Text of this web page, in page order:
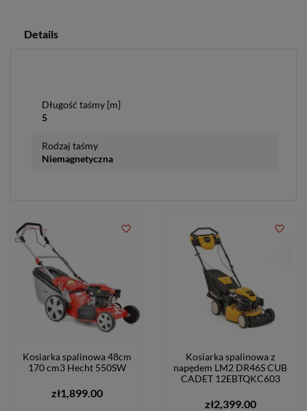
Details
Długość taśmy [m]
5
Rodzaj taśmy
Niemagnetyczna
Kosiarka spalinowa 48cm
170 cm3 Hecht 550SW
zł1,899.00
favorite_border
Kosiarka spalinowa z
napędem LM2 DR46S CUB
CADET 12EBTQKC603
zł2,399.00
favorite_border